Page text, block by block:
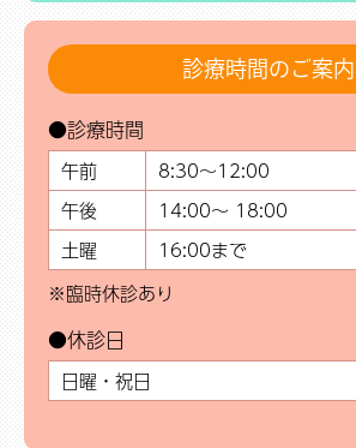
診療時間のご案内
●診療時間
午前
8:30～12:00
午後
14:00～ 18:00
土曜
16:00まで
※臨時休診あり
●休診日
日曜・祝日